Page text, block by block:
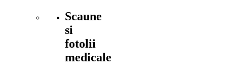
Scaune
si
fotolii
medicale